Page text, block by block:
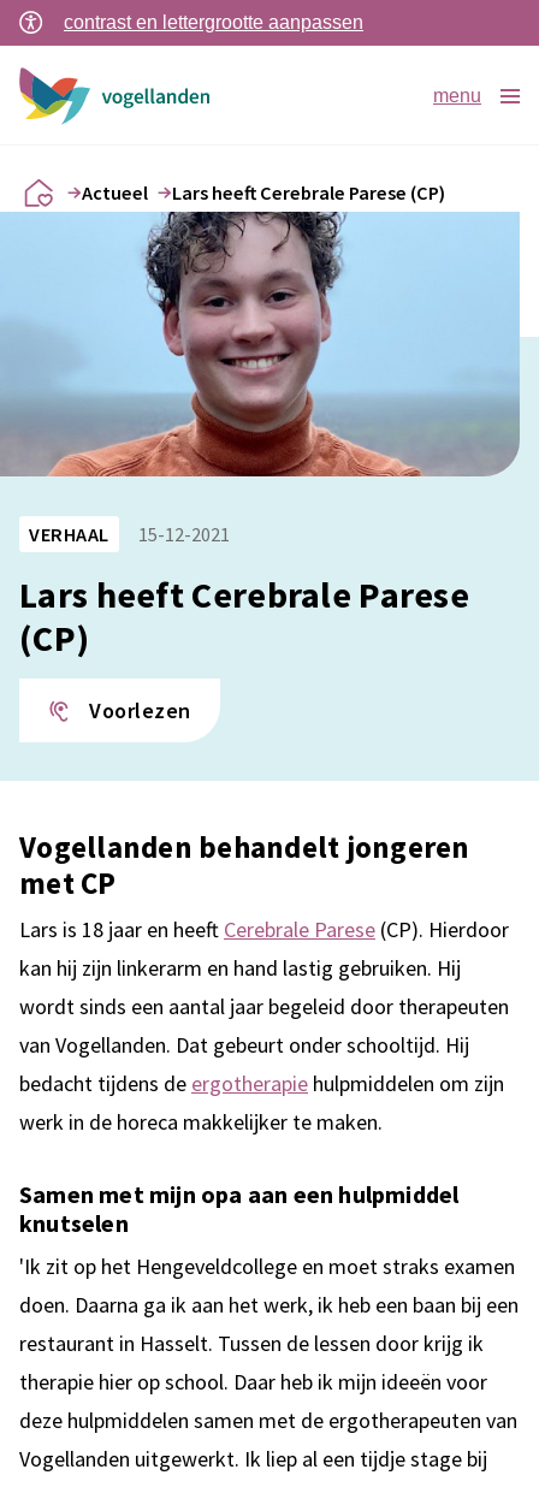
contrast en lettergrootte aanpassen
menu
Actueel Lars heeft Cerebrale Parese (CP)
Lars heeft Cerebrale Parese
(CP)
VERHAAL 15-12-2021
Voorlezen
Vogellanden behandelt jongeren
met CP
Lars is 18 jaar en heeft Cerebrale Parese (CP). Hierdoor
kan hij zijn linkerarm en hand lastig gebruiken. Hij
wordt sinds een aantal jaar begeleid door therapeuten
van Vogellanden. Dat gebeurt onder schooltijd. Hij
bedacht tijdens de ergotherapie hulpmiddelen om zijn
werk in de horeca makkelijker te maken.
Samen met mijn opa aan een hulpmiddel
knutselen
'Ik zit op het Hengeveldcollege en moet straks examen
doen. Daarna ga ik aan het werk, ik heb een baan bij een
restaurant in Hasselt. Tussen de lessen door krijg ik
therapie hier op school. Daar heb ik mijn ideeën voor
deze hulpmiddelen samen met de ergotherapeuten van
Vogellanden uitgewerkt. Ik liep al een tijdje stage bij